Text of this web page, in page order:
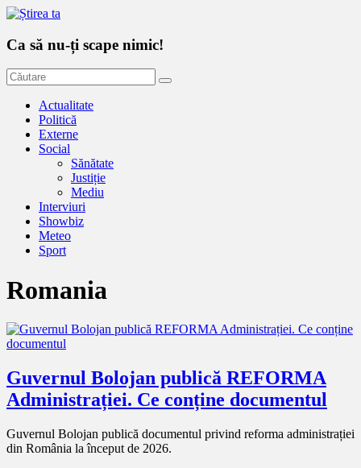
Ca să nu-ți scape nimic!
Actualitate
Politică
Externe
Social
Sănătate
Justiție
Mediu
Interviuri
Showbiz
Meteo
Sport
Romania
Guvernul Bolojan publică REFORMA
Administrației. Ce conține documentul
Guvernul Bolojan publică documentul privind reforma administrației
din România la început de 2026.